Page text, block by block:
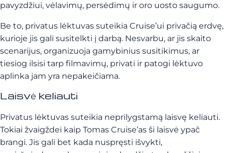
pavyzdžiui, vėlavimų, persėdimų ir oro uosto saugumo.
Be to, privatus lėktuvas suteikia Cruise’ui privačią erdvę,
kurioje jis gali susitelkti į darbą. Nesvarbu, ar jis skaito
scenarijus, organizuoja gamybinius susitikimus, ar
tiesiog ilsisi tarp filmavimų, privati ir patogi lėktuvo
aplinka jam yra nepakeičiama.
Laisvė keliauti
Privatus lėktuvas suteikia neprilygstamą laisvę keliauti.
Tokiai žvaigždei kaip Tomas Cruise’as ši laisvė ypač
brangi. Jis gali bet kada nuspręsti išvykti,